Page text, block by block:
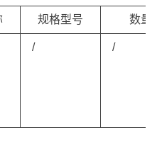
规格型号 数量
/ /